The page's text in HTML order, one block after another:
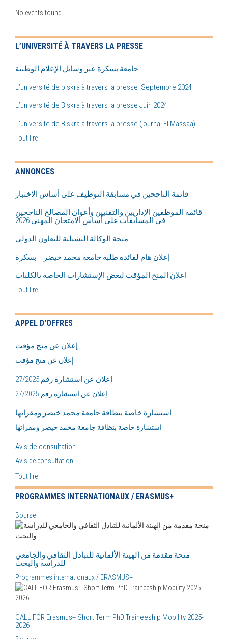
No events found.
L’UNIVERSITÉ À TRAVERS LA PRESSE
جامعة بسكرة عبر وسائل الإعلام الوطنية
L’université de biskra à travers la presse :Septembre 2024
L’université de Biskra à travers la presse Juin 2024
L’université de Biskra à travers la presse (journal El Massaa).
Tout lire
ANNONCES
قائمة الناجحين في مسابقة التوظيف على أساس الاختبار
قائمة الموظفين الإداريين والتقنيين وأعوان المصالح الناجحين
في المسابقات على أساس الامتحان المهني 2026
منحة الوكالة التشيلية للتعاون الدولي
إعلان هام لفائدة طلبة جامعة محمد خيضر – بسكرة
اعلان المنح المؤقت لبعض اﻹستشارات الخاصة بالكليات
Tout lire
APPEL D'OFFRES
إعلان عن منح مؤقت
إعلان عن منح مؤقت
إعلان عن استشارة رقم 27/2025
إعلان عن استشارة رقم 27/2025
استشارة خاصة بنظافة جامعة محمد خيضر ومقراتها
استشارة خاصة بنظافة جامعة محمد خيضر ومقراتها
Avis de consultation
Avis de consultation
Tout lire
PROGRAMMES INTERNATIONAUX / ERASMUS+
Bourse
منحة مقدمة من الهيئة الألمانية للتبادل الثقافي والجامعي
للدراسة والبحث
Programmes internationaux / ERASMUS+
CALL FOR Erasmus+ Short Term PhD Traineeship Mobility 2025-
2026